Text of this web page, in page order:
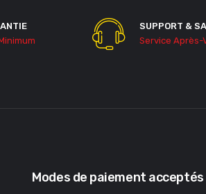
SUPPORT &
Service Après-
Modes de paiement acceptés